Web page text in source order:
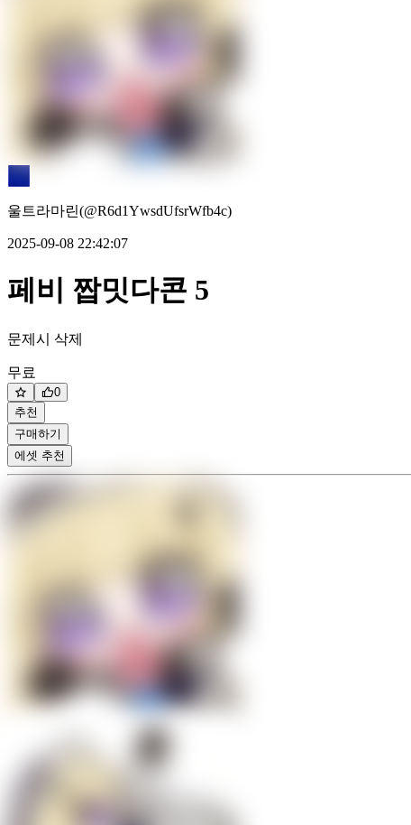
울트라마린(@R6d1YwsdUfsrWfb4c)
2025-09-08 22:42:07
페비 짭밋다콘 5
문제시 삭제
무료
0
추천
구매하기
에셋 추천